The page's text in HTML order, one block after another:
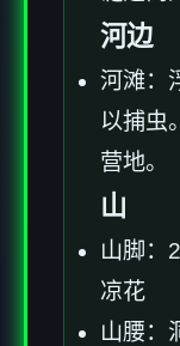
河边
河滩：
以捕虫
营地。
山
山脚：
凉花
山腰：